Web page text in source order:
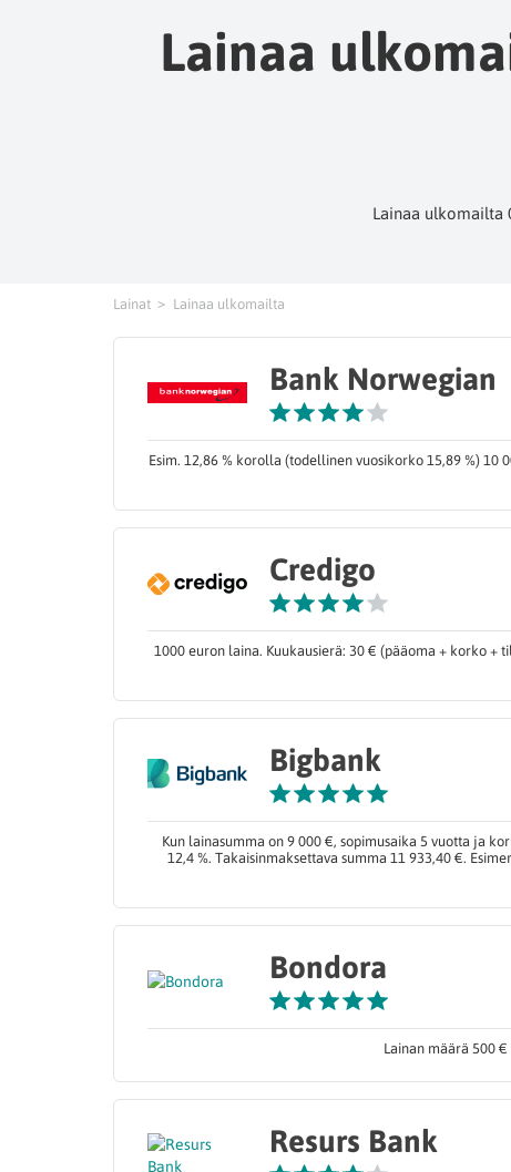
Lainaa
Lainaa ulkomailta
Lainat Lainaa ulkomailta
Bank Norwegian
Esim. 12,86 % korolla (todellinen vuosikorko 15,89 %) 10
Credigo
1000 euron laina. Kuukausierä: 30 € (pääoma + korko +
Bigbank
Kun lainasumma on 9 000 €, sopimusaika 5 vuotta ja
12,4 %. Takaisinmaksettava summa 11 933,40 €.
Bondora
Lainan määrä 500
Resurs Bank